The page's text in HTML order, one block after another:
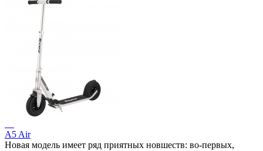
A5 Air
Новая модель имеет ряд приятных новшеств: во-первых,